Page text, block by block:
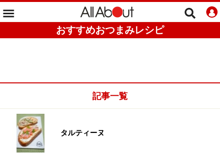
おすすめおつまみレシピ
記事一覧
タルティーヌ